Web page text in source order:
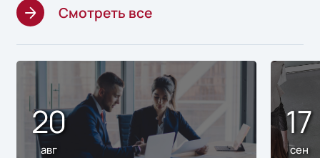
Смотреть все
20
авг
17
сен